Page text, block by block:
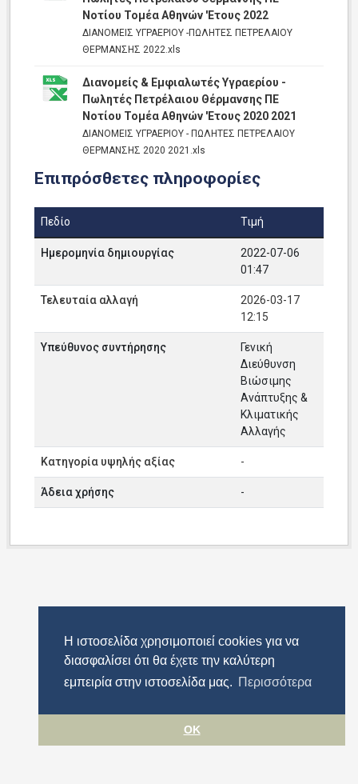
Η ιστοσελίδα χρησιμοποιεί cookies για να
διασφαλίσει ότι θα έχετε την καλύτερη
εμπειρία στην ιστοσελίδα μας. Περισσότερα
OK
Νοτίου Τομέα Αθηνών 'Ετους 2022
ΔΙΑΝΟΜΕΙΣ ΥΓΡΑΕΡΙΟΥ -ΠΩΛΗΤΕΣ ΠΕΤΡΕΛΑΙΟΥ
ΘΕΡΜΑΝΣΗΣ 2022.xls
Διανομείς & Εμφιαλωτές Υγραερίου -
Πωλητές Πετρέλαιου Θέρμανσης ΠΕ
Νοτίου Τομέα Αθηνών 'Ετους 2020 2021
ΔΙΑΝΟΜΕΙΣ ΥΓΡΑΕΡΙΟΥ - ΠΩΛΗΤΕΣ ΠΕΤΡΕΛΑΙΟΥ
ΘΕΡΜΑΝΣΗΣ 2020 2021.xls
Επιπρόσθετες πληροφορίες
Πεδίο Τιμή
Ημερομηνία δημιουργίας
2022-07-06
01:47
Τελευταία αλλαγή
2026-03-17
12:15
Υπεύθυνος συντήρησης
Γενική
Διεύθυνση
Βιώσιμης
Ανάπτυξης &
Κλιματικής
Αλλαγής
Κατηγορία υψηλής αξίας -
Άδεια χρήσης -